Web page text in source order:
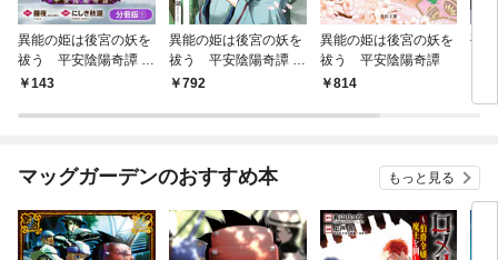
異能の姫は後宮の妖を
祓う 平安陰陽奇譚 T
HE COMIC【分冊版】
143
異能の姫は後宮の妖を
祓う 平安陰陽奇譚 T
HE COMIC 1巻
792
異能の姫は後宮の妖を
祓う 平安陰陽奇譚
814
孤
マッグガーデンのおすすめ本 もっと見る